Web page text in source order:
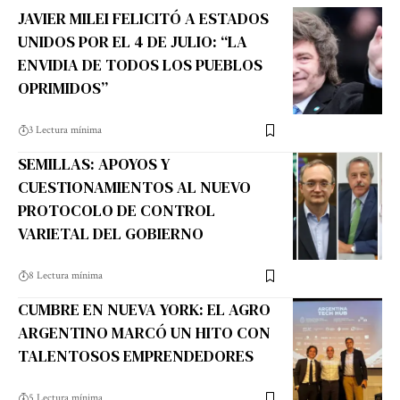
JAVIER MILEI FELICITÓ A ESTADOS
UNIDOS POR EL 4 DE JULIO: “LA
ENVIDIA DE TODOS LOS PUEBLOS
OPRIMIDOS”
3 Lectura mínima
SEMILLAS: APOYOS Y
CUESTIONAMIENTOS AL NUEVO
PROTOCOLO DE CONTROL
VARIETAL DEL GOBIERNO
8 Lectura mínima
CUMBRE EN NUEVA YORK: EL AGRO
ARGENTINO MARCÓ UN HITO CON
TALENTOSOS EMPRENDEDORES